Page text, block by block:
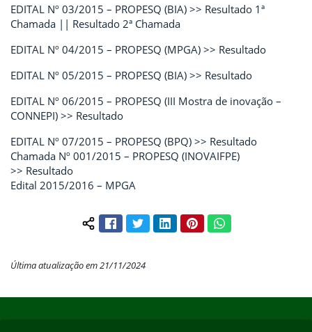
EDITAL Nº 03/2015 – PROPESQ (BIA) >> Resultado 1ª
Chamada || Resultado 2ª Chamada
EDITAL Nº 04/2015 – PROPESQ (MPGA) >> Resultado
EDITAL Nº 05/2015 – PROPESQ (BIA) >> Resultado
EDITAL Nº 06/2015 – PROPESQ (III Mostra de inovação –
CONNEPI) >> Resultado
EDITAL Nº 07/2015 – PROPESQ (BPQ) >> Resultado
Chamada Nº 001/2015 – PROPESQ (INOVAIFPE)
>> Resultado
Edital 2015/2016 – MPGA
Compartilhar conteúdo:
FacebookTwitterLinkedInPinterestWhatsApp
Última atualização em 21/11/2024